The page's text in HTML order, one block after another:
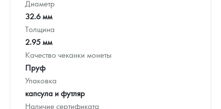
Диаметр
32.6 мм
Толщина
2.95 мм
Качество чеканки монеты
Пруф
Упаковка
капсула и футляр
Наличие сертификата